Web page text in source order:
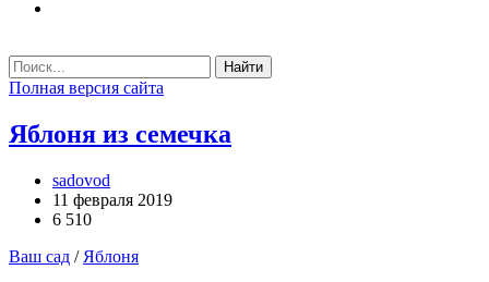
Найти
Полная версия сайта
Яблоня из семечка
sadovod
11 февраля 2019
6 510
Ваш сад / Яблоня